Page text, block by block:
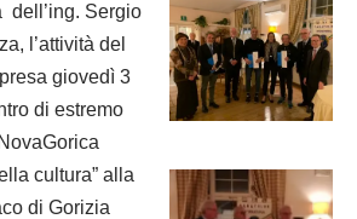
dell’ing. Sergio
l’attività del
giovedì 3
di estremo
cultura” alla
di Gorizia